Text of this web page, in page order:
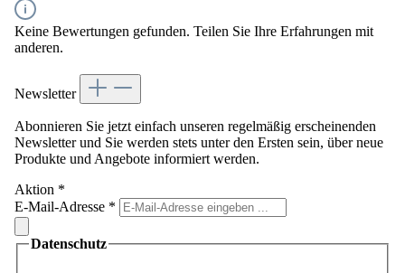
Keine Bewertungen gefunden. Teilen Sie Ihre Erfahrungen mit
anderen.
Newsletter
Abonnieren Sie jetzt einfach unseren regelmäßig erscheinenden
Newsletter und Sie werden stets unter den Ersten sein, über neue
Produkte und Angebote informiert werden.
Aktion *
E-Mail-Adresse *
Datenschutz